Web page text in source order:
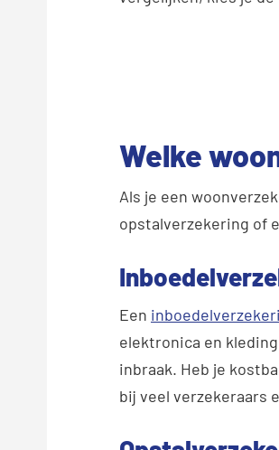
Welke
Als je een
opstalverzekering of
Een
elektronica en
inbraak. Heb je
bij veel verzekeraars